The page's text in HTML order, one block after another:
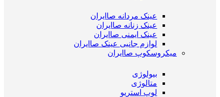
عینک مردانه صاایران
عینک زنانه صاایران
عینک ایمنی صاایران
لوازم جانبی عینک صاایران
میکروسکوپ صاایران
بیولوژی
متالوژی
لوپ استریو